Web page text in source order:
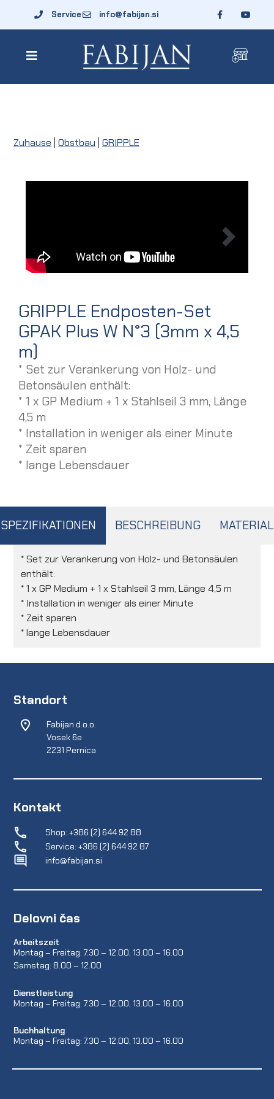
Service info@fabijan.si
Zuhause Obstbau GRIPPLE
GRIPPLE Endposten-Set
GPAK Plus W N°3 (3mm x 4,5
m)
* Set zur Verankerung von Holz- und
Betonsäulen enthält:
* 1 x GP Medium + 1 x Stahlseil 3 mm, Länge
4,5 m
* Installation in weniger als einer Minute
* Zeit sparen
* lange Lebensdauer
SPEZIFIKATIONEN BESCHREIBUNG MATERIAL
* Set zur Verankerung von Holz- und Betonsäulen
enthält:
* 1 x GP Medium + 1 x Stahlseil 3 mm, Länge 4,5 m
* Installation in weniger als einer Minute
* Zeit sparen
* lange Lebensdauer
Standort
Fabijan d.o.o.
Vosek 6e
2231 Pernica
Kontakt
Shop: +386 (2) 644 92 88
Service: +386 (2) 644 92 87
info@fabijan.si
Delovni čas
Arbeitszeit
Montag – Freitag: 7.30 – 12.00, 13.00 – 16.00
Samstag: 8.00 – 12.00
Dienstleistung
Montag – Freitag: 7.30 – 12.00, 13.00 – 16.00
Buchhaltung
Montag – Freitag: 7.30 – 12.00, 13.00 – 16.00